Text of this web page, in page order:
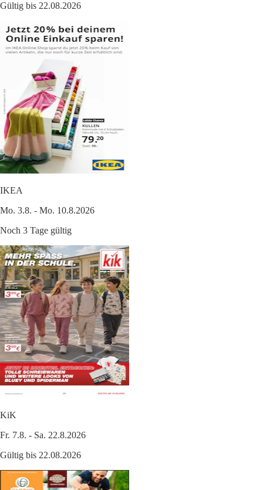
Gültig bis 22.08.2026
IKEA
Mo. 3.8. - Mo. 10.8.2026
Noch 3 Tage gültig
KiK
Fr. 7.8. - Sa. 22.8.2026
Gültig bis 22.08.2026